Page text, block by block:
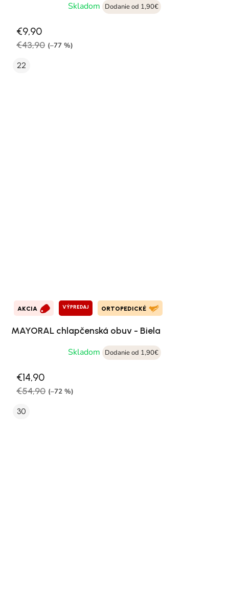
Skladom
Dodanie od 1,90€
€9,90
€43,90 (–77 %)
22
AKCIA VÝPREDAJ ORTOPEDICKÉ
MAYORAL chlapčenská obuv - Biela
Skladom
Dodanie od 1,90€
€14,90
€54,90 (–72 %)
30